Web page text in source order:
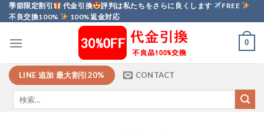
Skip
to
季節限定割引 代金引換 評判は私たちをさらに良くします
FREE
不良交換100%
100%返金対応
0
LINE 追加 最大割引20% CONTACT